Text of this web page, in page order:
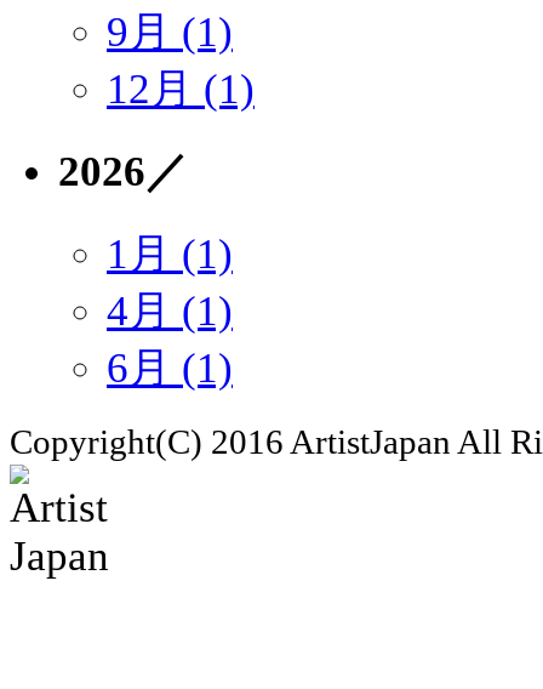
9月 (1)
12月 (1)
2026／
1月 (1)
4月 (1)
6月 (1)
Copyright(C) 2016 ArtistJapan All